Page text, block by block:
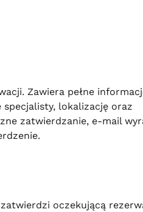
Zawiera pełne
lokalizację oraz
zatwierdzanie, e-mail
oczekującą